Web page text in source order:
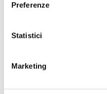
Preferenze
Statistici
Marketing